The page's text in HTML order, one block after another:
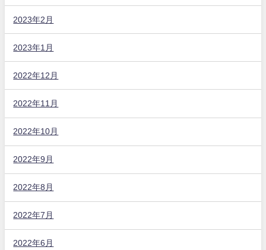
2023年2月
2023年1月
2022年12月
2022年11月
2022年10月
2022年9月
2022年8月
2022年7月
2022年6月